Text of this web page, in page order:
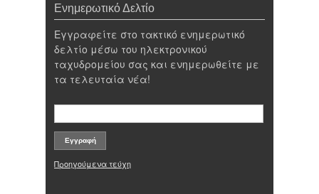
Ενημερωτικό Δελτίο
Εγγραφείτε στο τακτικό ενημερωτικό
δελτίο μέσω του ηλεκτρονικού
ταχυδρομείου σας και ενημερωθείτε με
τα τελευταία νέα!
Προηγούμενα τεύχη